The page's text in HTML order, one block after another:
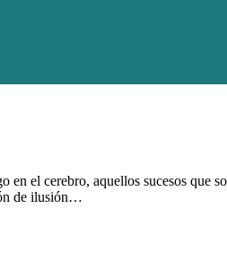
el cerebro, aquellos sucesos que
de ilusión…